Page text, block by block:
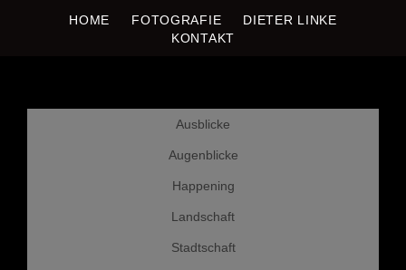
HOME FOTOGRAFIE
DIETER LINKE
KONTAKT
DIETER LINKE
Ausblicke
Augenblicke
Happening
Landschaft
Stadtschaft